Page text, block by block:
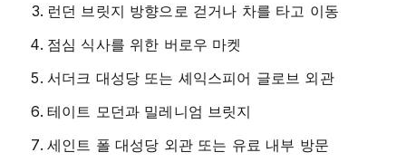
런던 브릿지 방향으로 걷거나 차를 타고 이동
점심 식사를 위한 버로우 마켓
서더크 대성당 또는 셰익스피어 글로브 외관
테이트 모던과 밀레니엄 브릿지
세인트 폴 대성당 외관 또는 유료 내부 방문